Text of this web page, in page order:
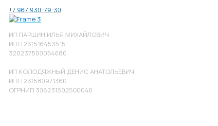
+7 967 930-79-30
ИП ПАРШИН ИЛЬЯ МИХАЙЛОВИЧ
ИНН 231516453515
320237500054680
ИП КОЛОДЯЖНЫЙ ДЕНИС АНАТОЛЬЕВИЧ
ИНН 231580971360
ОГРНИП 306231502500040